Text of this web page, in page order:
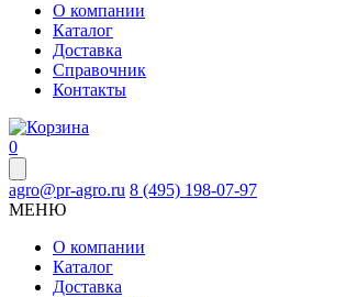
О компании
Каталог
Доставка
Справочник
Контакты
0
agro@pr-agro.ru 8 (495) 198-07-97
МЕНЮ
О компании
Каталог
Доставка